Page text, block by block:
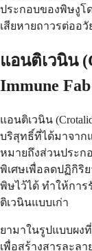
ประกอบของพิษงูโ
เสียหายถาวรต่ออ
แอนติเวนิน
Immune
แอนติเวนิน
บริสุทธิ์ที่ได้มาจาก
หมายถึงส่วนประก
พิเศษเพื่อลดปฏิกิริ
พิษไว้ได้ ทำให้กา
ติเวนินแบบเก่า
ยามาในรูปแบบผง
เพื่อสร้างสารละล